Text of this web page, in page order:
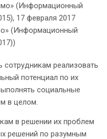
(Информационный
17 февраля 2017
(Информационный
реализовать
потенциал по их
социальные
в целом.
в решении их проблем
решений по разумным